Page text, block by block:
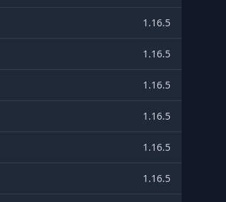
1.16.5
1.16.5
1.16.5
1.16.5
1.16.5
1.16.5